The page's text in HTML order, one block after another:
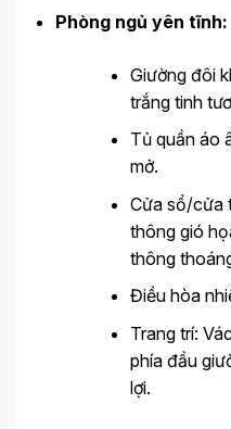
Phòng ngủ yên tĩnh:
Giường đôi
trắng tinh
Tủ quần áo
mở.
Cửa sổ/cửa
thông gió
thông
Điều hòa
Trang trí:
phía đầu
lợi.